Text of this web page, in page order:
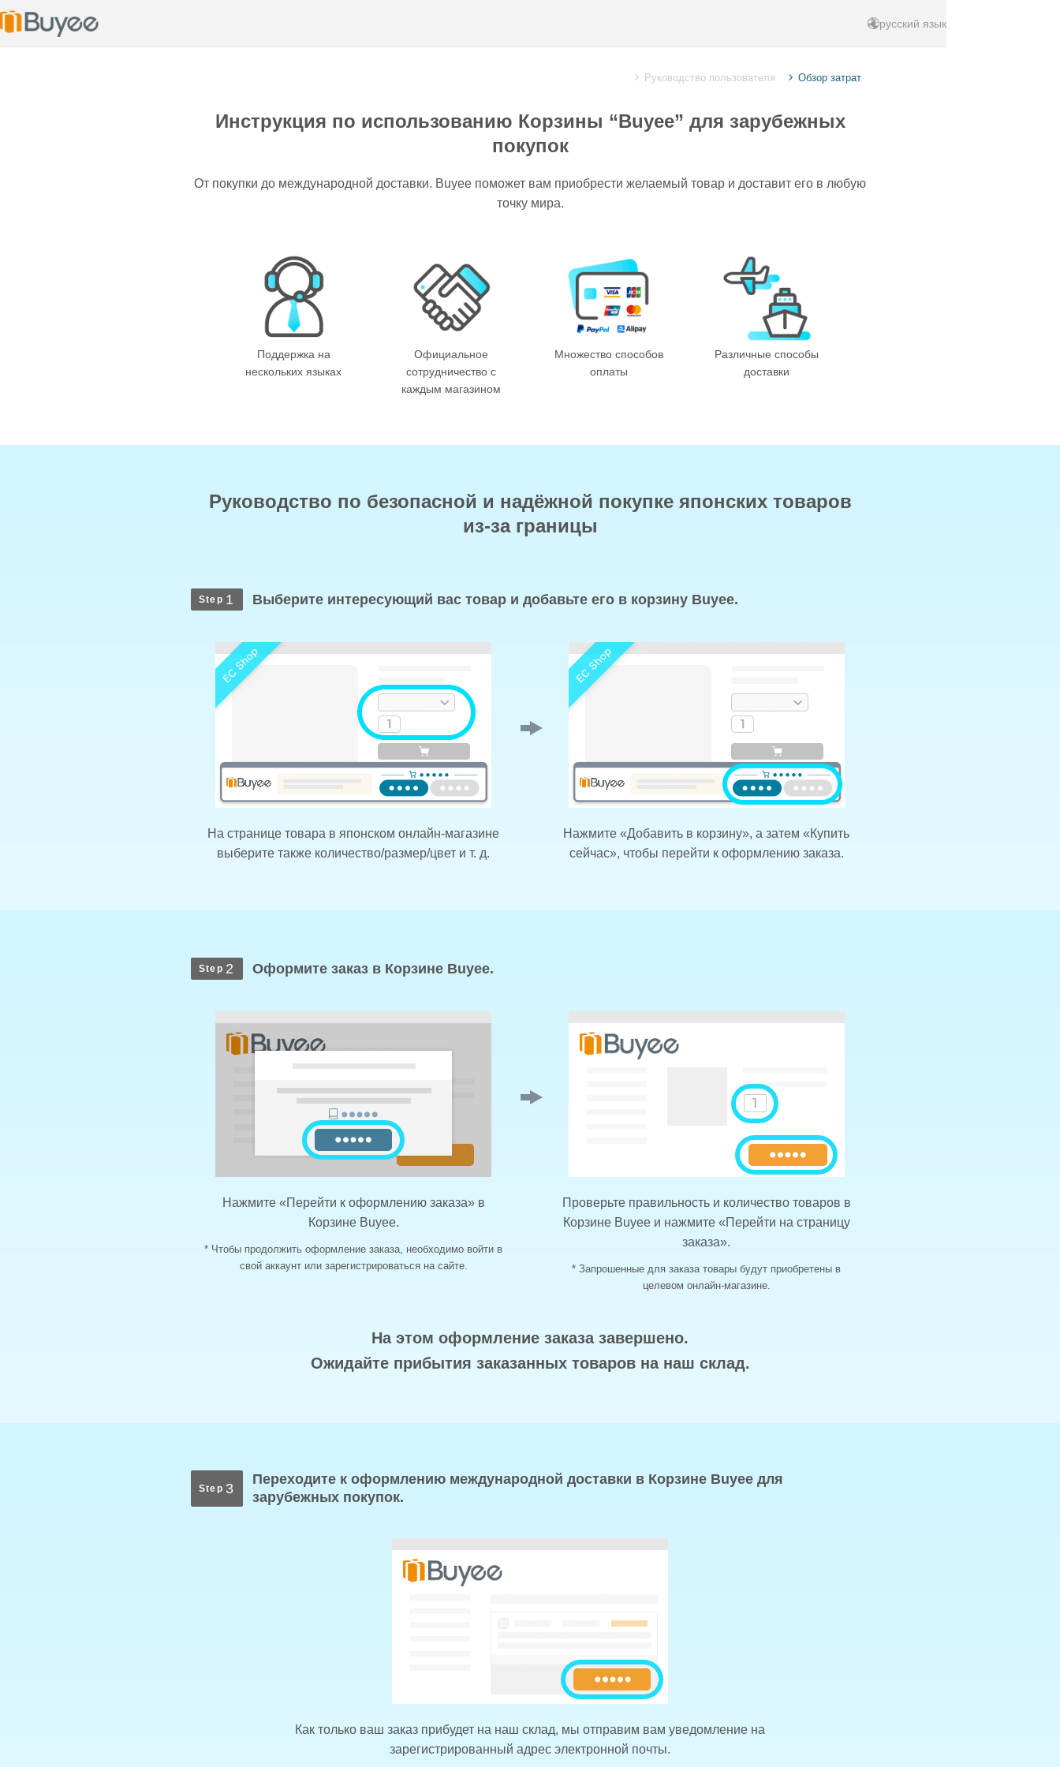
русский язык
Руководство пользователя Обзор затрат
Инструкция по использованию Корзины “Buyee” для зарубежных
покупок
От покупки до международной доставки. Buyee поможет вам приобрести желаемый товар и доставит его в любую
точку мира.
Поддержка на
нескольких языках
Официальное
сотрудничество с
каждым магазином
Множество способов
оплаты
Различные способы
доставки
Руководство по безопасной и надёжной покупке японских товаров
из-за границы
Step 1 Выберите интересующий вас товар и добавьте его в корзину Buyee.
На странице товара в японском онлайн-магазине
выберите также количество/размер/цвет и т. д.
Нажмите «Добавить в корзину», а затем «Купить
сейчас», чтобы перейти к оформлению заказа.
Step 2 Оформите заказ в Корзине Buyee.
Нажмите «Перейти к оформлению заказа» в
Корзине Buyee.
* Чтобы продолжить оформление заказа, необходимо войти в
свой аккаунт или зарегистрироваться на сайте.
Проверьте правильность и количество товаров в
Корзине Buyee и нажмите «Перейти на страницу
заказа».
* Запрошенные для заказа товары будут приобретены в
целевом онлайн-магазине.
На этом оформление заказа завершено.
Ожидайте прибытия заказанных товаров на наш склад.
Step 3
Переходите к оформлению международной доставки в Корзине Buyee для
зарубежных покупок.
Как только ваш заказ прибудет на наш склад, мы отправим вам уведомление на
зарегистрированный адрес электронной почты.